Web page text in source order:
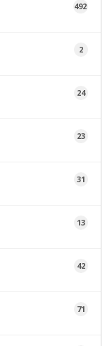
492
2
24
23
31
13
42
71